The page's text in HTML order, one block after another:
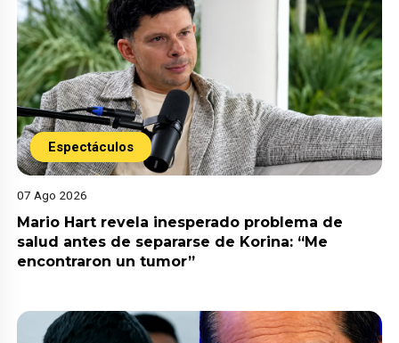
Espectáculos
07 Ago 2026
Mario Hart revela inesperado problema de
salud antes de separarse de Korina: “Me
encontraron un tumor”